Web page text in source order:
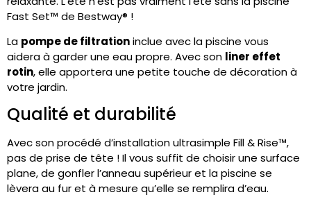
Fast Set™ de Bestway® !
La pompe de filtrationinclue avec la piscine vous
aidera à garder une eau propre. Avec son liner effet
rotin, elle apportera une petite touche de décoration à
votre jardin.
Qualité et durabilité
Avec son procédé d’installation ultrasimple Fill & Rise™,
pas de prise de tête ! Il vous suffit de choisir une surface
plane, de gonfler l’anneau supérieur et la piscine se
lèvera au fur et à mesure qu’elle se remplira d’eau.